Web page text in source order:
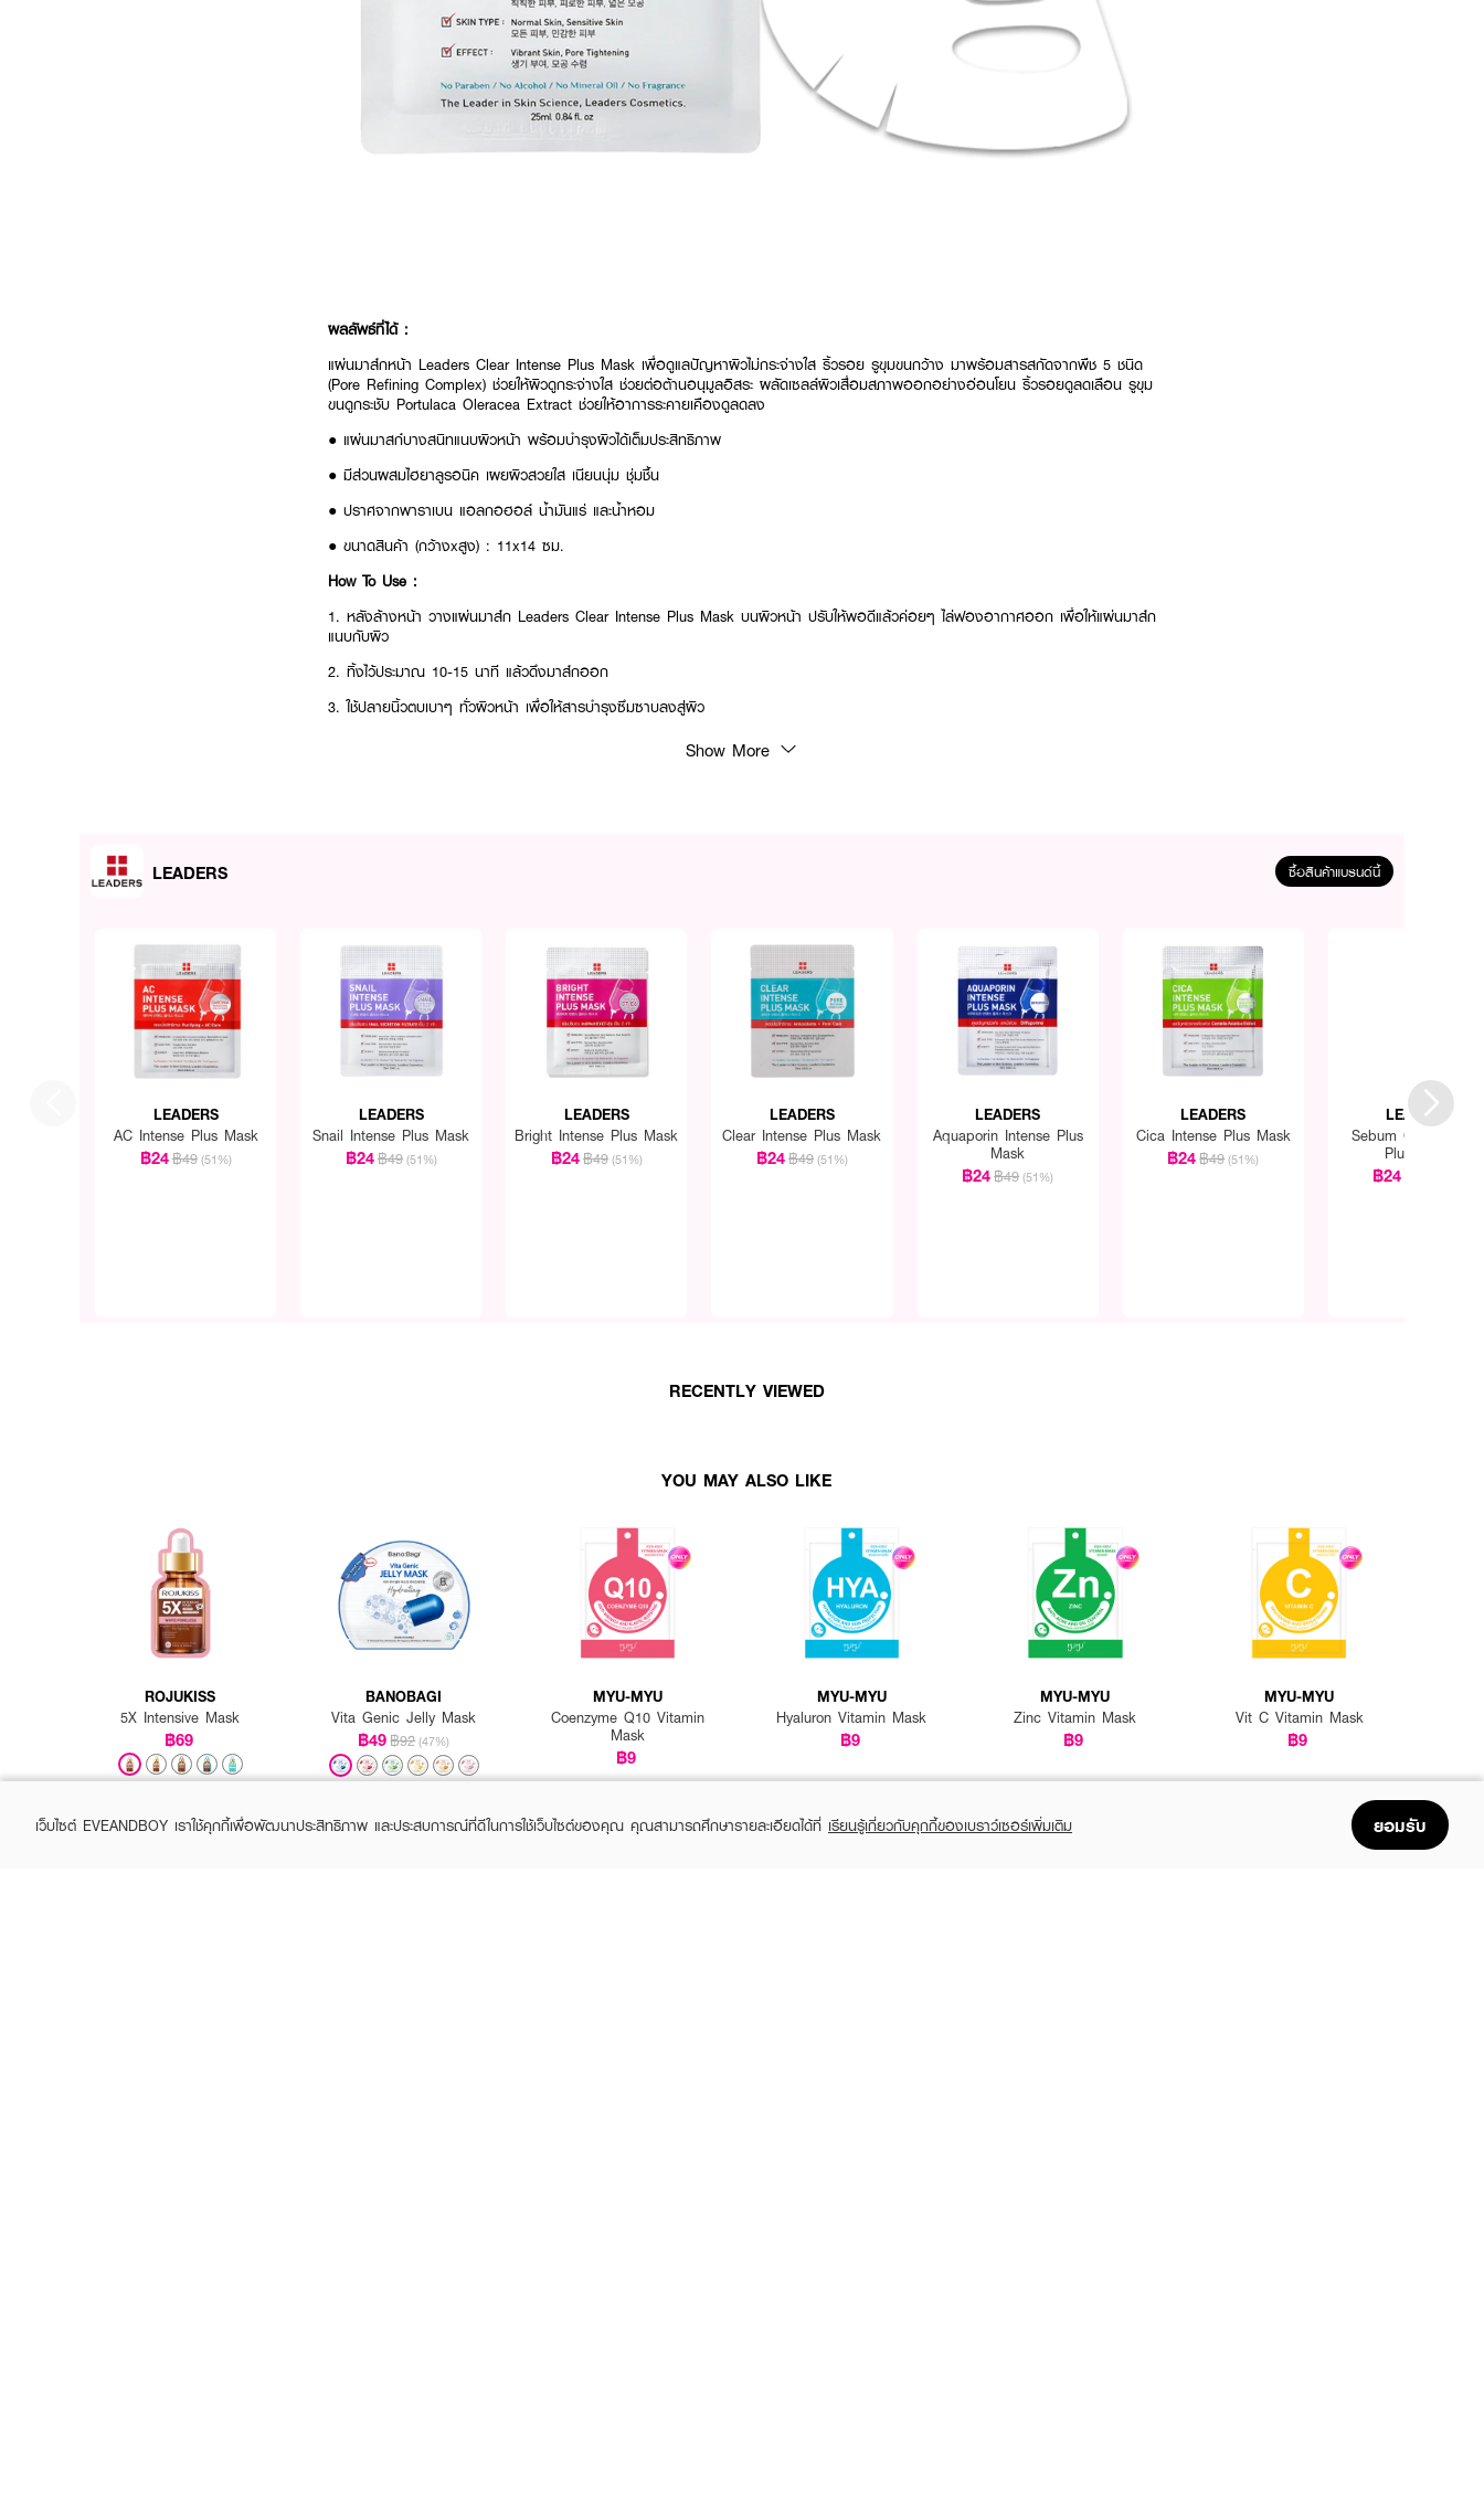
ผลลัพธ์ที่ได้ :
แผ่นมาส์กหน้า Leaders Clear Intense Plus Mask เพื่อดูแลปัญหาผิวไม่กระจ่างใส ริ้วรอย รูขุมขนกว้าง มาพร้อมสารสกัดจากพืช 5 ชนิด
(Pore Refining Complex) ช่วยให้ผิวดูกระจ่างใส ช่วยต่อต้านอนุมูลอิสระ ผลัดเซลล์ผิวเสื่อมสภาพออกอย่างอ่อนโยน ริ้วรอยดูลดเลือน รูขุม
ขนดูกระชับ Portulaca Oleracea Extract ช่วยให้อาการระคายเคืองดูลดลง
● แผ่นมาสก์บางสนิทแนบผิวหน้า พร้อมบำรุงผิวได้เต็มประสิทธิภาพ
● มีส่วนผสมไฮยาลูรอนิค เผยผิวสวยใส เนียนนุ่ม ชุ่มชื้น
● ปราศจากพาราเบน แอลกอฮอล์ น้ำมันแร่ และน้ำหอม
● ขนาดสินค้า (กว้างxสูง) : 11x14 ซม.
How To Use :
1. หลังล้างหน้า วางแผ่นมาส์ก Leaders Clear Intense Plus Mask บนผิวหน้า ปรับให้พอดีแล้วค่อยๆ ไล่ฟองอากาศออก เพื่อให้แผ่นมาส์ก
แนบกับผิว
2. ทิ้งไว้ประมาณ 10-15 นาที แล้วดึงมาส์กออก
3. ใช้ปลายนิ้วตบเบาๆ ทั่วผิวหน้า เพื่อให้สารบำรุงซึมซาบลงสู่ผิว
Show More
LEADERS ซื้อสินค้าแบรนด์นี้
LEADERS
AC Intense Plus Mask
฿24฿49 (51%)
LEADERS
Snail Intense Plus Mask
฿24฿49 (51%)
LEADERS
Bright Intense Plus Mask
฿24฿49 (51%)
LEADERS
Clear Intense Plus Mask
฿24฿49 (51%)
LEADERS
Aquaporin Intense Plus
Mask
฿24฿49 (51%)
LEADERS
Cica Intense Plus Mask
฿24฿49 (51%)
LEADERS
Sebum Care
Plus Mask
฿24
RECENTLY VIEWED
YOU MAY ALSO LIKE
ROJUKISS
5X Intensive Mask
฿69
BANOBAGI
Vita Genic Jelly Mask
฿49฿92 (47%)
MYU-MYU
Coenzyme Q10 Vitamin
Mask
฿9
MYU-MYU
Hyaluron Vitamin Mask
฿9
MYU-MYU
Zinc Vitamin Mask
฿9
MYU-MYU
Vit C Vitamin Mask
฿9
เว็บไซต์ EVEANDBOY เราใช้คุกกี้เพื่อพัฒนาประสิทธิภาพ และประสบการณ์ที่ดีในการใช้เว็บไซต์ของคุณ คุณสามารถศึกษารายละเอียดได้ที่ เรียนรู้เกี่ยวกับคุกกี้ของเบราว์เซอร์เพิ่มเติม ยอมรับ